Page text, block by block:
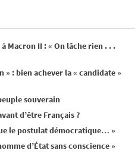
Macron II : « On lâche rien . . .
» : bien achever la « candidate »
souverain
d’être Français ?
le postulat démocratique… »
d’État sans conscience »